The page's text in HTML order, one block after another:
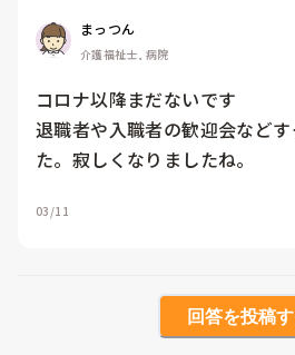
まっつん
介護福祉士, 病院
コロナ以降まだないです
退職者や入職者の歓迎会など
た。寂しくなりましたね。
03/11
回答を投稿